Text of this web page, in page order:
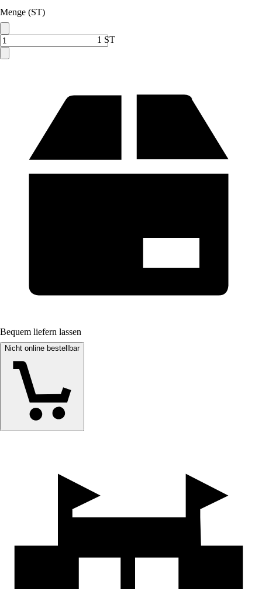
Menge (ST)
1 ST
Bequem liefern lassen
Nicht online bestellbar